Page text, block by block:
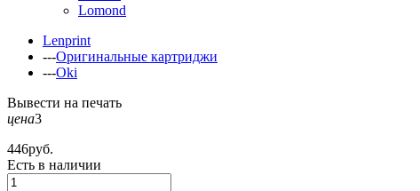
Lomond
Lenprint
---Оригинальные картриджи
---Oki
Вывести на печать
цена3
446руб.
Есть в наличии